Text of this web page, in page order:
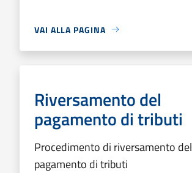
VAI ALLA PAGINA
Riversamento del
pagamento di tributi
Procedimento di riversamento del
pagamento di tributi